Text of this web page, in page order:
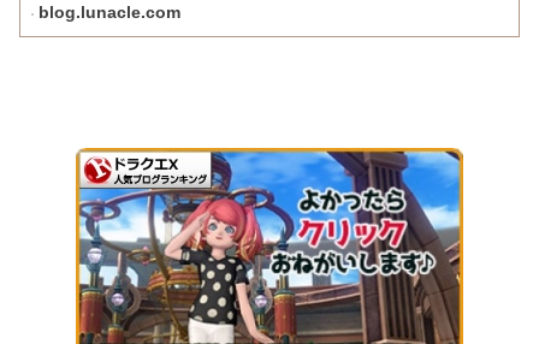
blog.lunacle.com